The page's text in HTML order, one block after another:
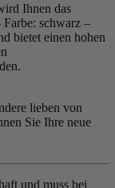
Ihnen das
schwarz –
bietet einen hohen
lieben von
Sie Ihre neue
und muss bei